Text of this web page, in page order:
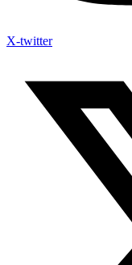
X-twitter